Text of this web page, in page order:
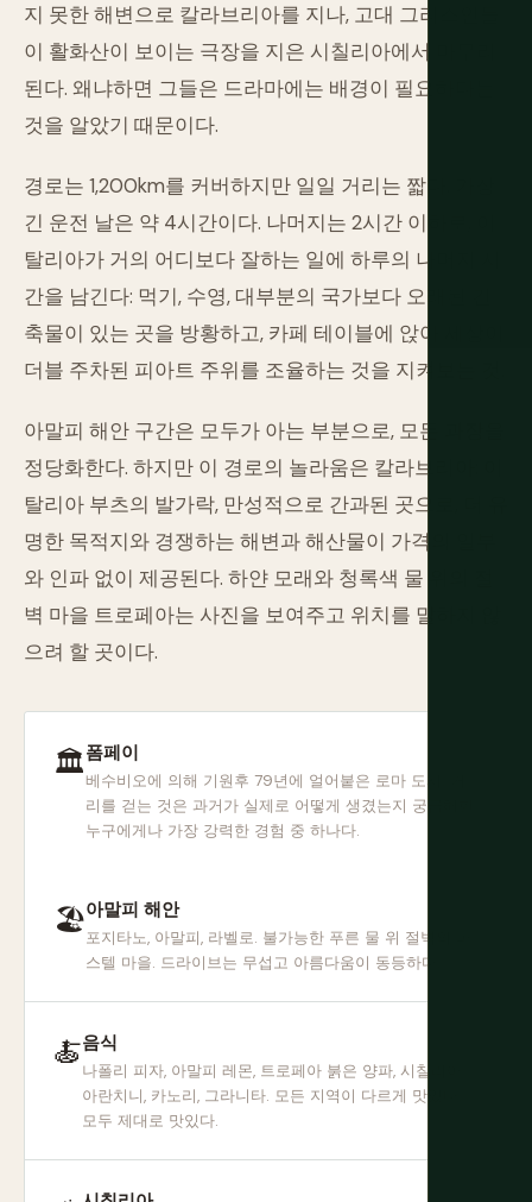
지 못한 해변으로 칼라브리아를 지나, 고대 그리스인들
이 활화산이 보이는 극장을 지은 시칠리아에서 마무리
된다. 왜냐하면 그들은 드라마에는 배경이 필요하다는
것을 알았기 때문이다.
경로는 1,200km를 커버하지만 일일 거리는 짧다. 가장
긴 운전 날은 약 4시간이다. 나머지는 2시간 이하로, 이
탈리아가 거의 어디보다 잘하는 일에 하루의 나머지 시
간을 남긴다: 먹기, 수영, 대부분의 국가보다 오래된 건
축물이 있는 곳을 방황하고, 카페 테이블에 앉아 세상이
더블 주차된 피아트 주위를 조율하는 것을 지켜보는 것.
아말피 해안 구간은 모두가 아는 부분으로, 모든 과장을
정당화한다. 하지만 이 경로의 놀라움은 칼라브리아: 이
탈리아 부츠의 발가락, 만성적으로 간과된 곳으로, 더 유
명한 목적지와 경쟁하는 해변과 해산물이 가격의 일부
와 인파 없이 제공된다. 하얀 모래와 청록색 물 위의 절
벽 마을 트로페아는 사진을 보여주고 위치를 말하지 않
으려 할 곳이다.
🏛폼페이
베수비오에 의해 기원후 79년에 얼어붙은 로마 도시. 거
리를 걷는 것은 과거가 실제로 어떻게 생겼는지 궁금해한
누구에게나 가장 강력한 경험 중 하나다.
🏖아말피 해안
포지타노, 아말피, 라벨로. 불가능한 푸른 물 위 절벽의 파
스텔 마을. 드라이브는 무섭고 아름다움이 동등하다.
🍝음식
나폴리 피자, 아말피 레몬, 트로페아 붉은 양파, 시칠리아
아란치니, 카노리, 그라니타. 모든 지역이 다르게 맛있다.
모두 제대로 맛있다.